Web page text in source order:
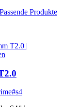
Passende Produkte
#s4